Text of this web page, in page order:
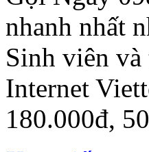
nhanh nhất
Sinh viên
Internet
180.000đ,